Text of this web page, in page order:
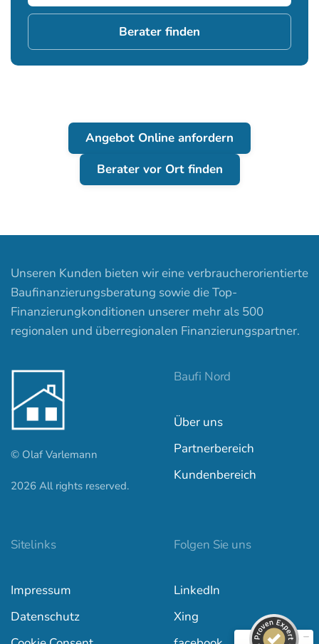
Berater finden
Angebot Online anfordern
Berater vor Ort finden
Unseren Kunden bieten wir eine verbraucherorientierte
Baufinanzierungsberatung sowie die Top-
Finanzierungkonditionen unserer mehr als 500
regionalen und überregionalen Finanzierungspartner.
© Olaf Varlemann
2026 All rights reserved.
Baufi Nord
Über uns
Partnerbereich
Kundenbereich
Sitelinks
Impressum
Datenschutz
Folgen Sie uns
LinkedIn
Xing
baufi-nord.de
557
842